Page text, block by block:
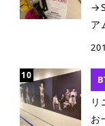
ア
リ
お